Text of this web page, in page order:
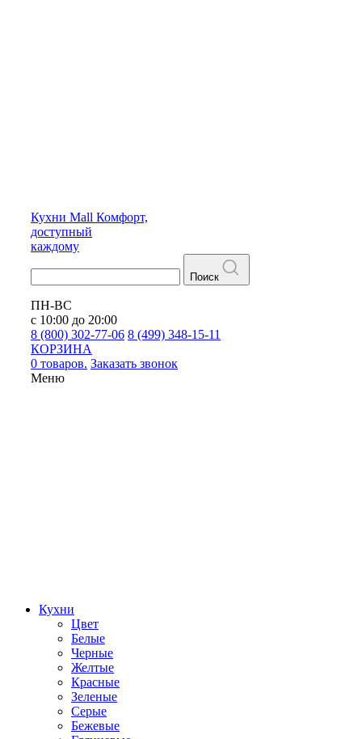
Кухни Mall Комфорт,
доступный
каждому
Поиск
ПН-ВС
с 10:00 до 20:00
8 (800) 302-77-06 8 (499) 348-15-11
КОРЗИНА
0 товаров. Заказать звонок
Меню
Кухни
Цвет
Белые
Черные
Желтые
Красные
Зеленые
Серые
Бежевые